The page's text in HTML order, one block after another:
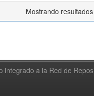
Mostrando
integrado a la Red de